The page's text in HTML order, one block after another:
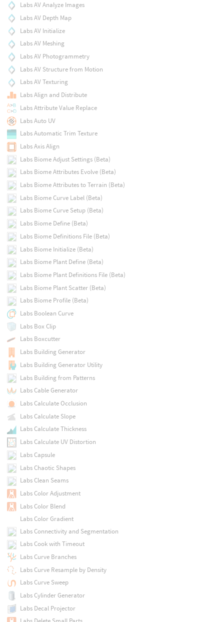
Labs AV Analyze Images
Labs AV Depth Map
Labs AV Initialize
Labs AV Meshing
Labs AV Photogrammetry
Labs AV Structure from Motion
Labs AV Texturing
Labs Align and Distribute
Labs Attribute Value Replace
Labs Auto UV
Labs Automatic Trim Texture
Labs Axis Align
Labs Biome Adjust Settings (Beta)
Labs Biome Attributes Evolve (Beta)
Labs Biome Attributes to Terrain (Beta)
Labs Biome Curve Label (Beta)
Labs Biome Curve Setup (Beta)
Labs Biome Define (Beta)
Labs Biome Definitions File (Beta)
Labs Biome Initialize (Beta)
Labs Biome Plant Define (Beta)
Labs Biome Plant Definitions File (Beta)
Labs Biome Plant Scatter (Beta)
Labs Biome Profile (Beta)
Labs Boolean Curve
Labs Box Clip
Labs Boxcutter
Labs Building Generator
Labs Building Generator Utility
Labs Building from Patterns
Labs Cable Generator
Labs Calculate Occlusion
Labs Calculate Slope
Labs Calculate Thickness
Labs Calculate UV Distortion
Labs Capsule
Labs Chaotic Shapes
Labs Clean Seams
Labs Color Adjustment
Labs Color Blend
Labs Color Gradient
Labs Connectivity and Segmentation
Labs Cook with Timeout
Labs Curve Branches
Labs Curve Resample by Density
Labs Curve Sweep
Labs Cylinder Generator
Labs Decal Projector